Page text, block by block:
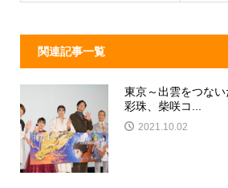
関連記事一覧
東京～出雲をつな
彩珠、柴咲コ...
2021.10.02